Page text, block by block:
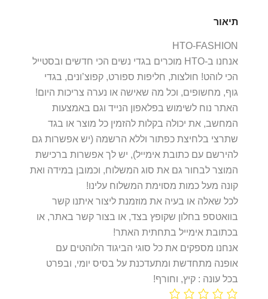
תיאור
HTO-FASHION
אנחנו ב-HTO מוכרים בגדי נשים הכי חדשים ובסטייל
הכי לוהט! חולצות, חליפות ספורט, קפוצ’ונים, בגדי
גוף, מחשופים, וכל מה שאישה או נערה צריכות היום!
האתר נוח לשימוש בפלאפון הנייד וגם באמצעות
המחשב, את יכולה בקלות להזמין כל מוצר או בגד
שתרצי בלחיצת כפתור וללא הרשמה (יש אפשרות גם
להירשם עם כתובת אימייל), יש לך אפשרות ברכישת
המוצר לבחור גם את סוג המשלוח, וכמובן במידה ואת
קונה מעל כמות מסוימת המשלוח עלינו!
לכל שאלה או בעיה את מוזמנת ליצור איתנו קשר
בוואטספ בחלון שקופץ בצד, או בצור קשר באתר, או
בכתובת אימייל בתחתית האתר!
אנחנו מספקים את כל סוגי הביגוד הלוהטים עם
אופנה מתחדשת ומתעדכנת על בסיס יומי, ובפרט
בכל עונה : קיץ, וחורף!